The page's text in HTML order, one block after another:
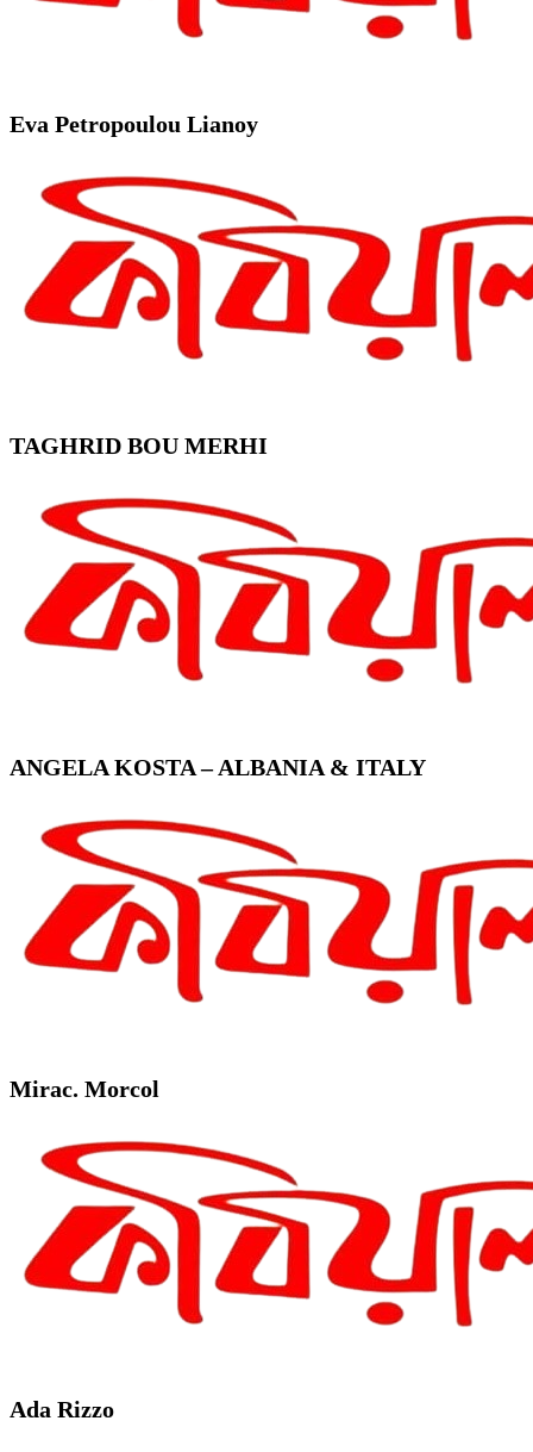
Eva Petropoulou Lianoy
TAGHRID BOU MERHI
ANGELA KOSTA – ALBANIA & ITALY
Mirac. Morcol
Ada Rizzo